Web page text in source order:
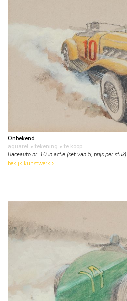
Onbekend
aquarel • tekening • te koop
Raceauto nr. 10 in actie (set van 5, prijs per stuk)
bekijk kunstwerk